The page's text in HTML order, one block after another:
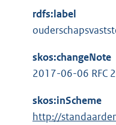
k
:
n
k
e
r
n
e
i
n
rdfs:label
skos:changeNote
2017-06-06 RFC
skos:inScheme
http://